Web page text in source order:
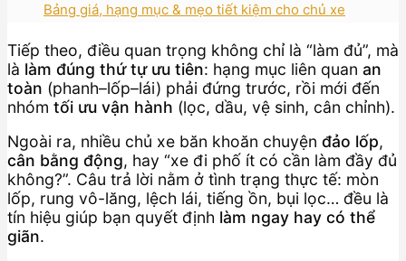
Bảng giá, hạng mục & mẹo tiết kiệm cho chủ xe
Tiếp theo, điều quan trọng không chỉ là “làm đủ”, mà
là làm đúng thứ tự ưu tiên: hạng mục liên quan an
toàn (phanh–lốp–lái) phải đứng trước, rồi mới đến
nhóm tối ưu vận hành (lọc, dầu, vệ sinh, cân chỉnh).
Ngoài ra, nhiều chủ xe băn khoăn chuyện đảo lốp,
cân bằng động, hay “xe đi phố ít có cần làm đầy đủ
không?”. Câu trả lời nằm ở tình trạng thực tế: mòn
lốp, rung vô-lăng, lệch lái, tiếng ồn, bụi lọc… đều là
tín hiệu giúp bạn quyết định làm ngay hay có thể
giãn.